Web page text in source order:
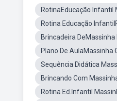
RotinaEducação Infantil
Rotina Educação
Brincadeira DeMassinha
Plano De AulaMassinha
Sequência Didática
Brincando Com
Rotina Ed.Infantil